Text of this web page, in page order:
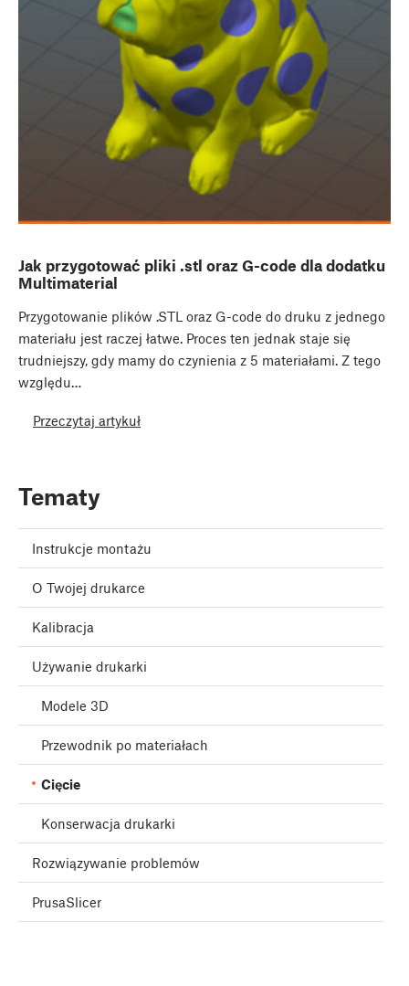
Jak przygotować pliki .stl oraz G-code dla dodatku
Multimaterial
Przygotowanie plików .STL oraz G-code do druku z jednego
materiału jest raczej łatwe. Proces ten jednak staje się
trudniejszy, gdy mamy do czynienia z 5 materiałami. Z tego
względu…
Przeczytaj artykuł
Tematy
Instrukcje montażu
O Twojej drukarce
Kalibracja
Używanie drukarki
Modele 3D
Przewodnik po materiałach
Cięcie
Konserwacja drukarki
Rozwiązywanie problemów
PrusaSlicer